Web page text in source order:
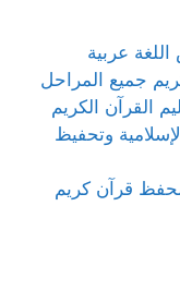
عربية
جميع المراحل
القرآن الكريم
وتحفيظ
قرآن كريم